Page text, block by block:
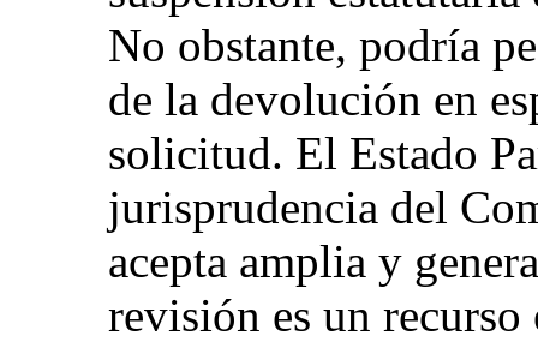
No obstante, podría
de la devolución en
solicitud. El Estado
jurisprudencia del
acepta amplia y
revisión es un